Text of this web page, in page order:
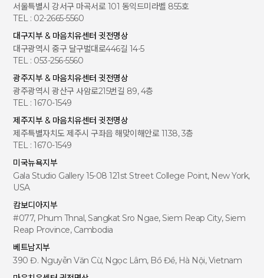
서울특별시 강서구 마곡서로 101 동익드미라벨 855호
TEL : 02-2665-5560
대구지부 & 마음치유센터 귓전명상
대구광역시 중구 달구벌대로446길 14-5
TEL : 053-256-5560
광주지부 & 마음치유센터 귓전명상
광주광역시 광산구 사암로215번길 89, 4층
TEL : 1670-1549
제주지부 & 마음치유센터 귓전명상
제주특별자치도 제주시 구좌읍 해맞이해안로 1138, 3층
TEL : 1670-1549
미국뉴욕지부
Gala Studio Gallery 15-08 121st Street College Point, New York,
USA
캄보디아지부
#077, Phum Thnal, Sangkat Sro Ngae, Siem Reap City, Siem
Reap Province, Cambodia
베트남지부
390 Đ. Nguyễn Văn Cừ, Ngọc Lâm, Bồ Đề, Hà Nội, Vietnam